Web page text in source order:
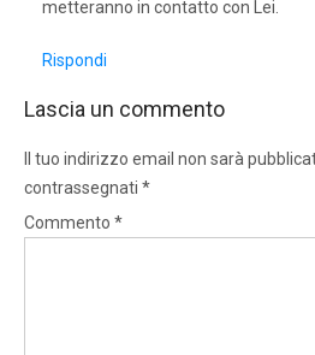
metteranno in contatto con Lei.
Rispondi
Lascia un commento
Il tuo indirizzo email non sarà
contrassegnati *
Commento *